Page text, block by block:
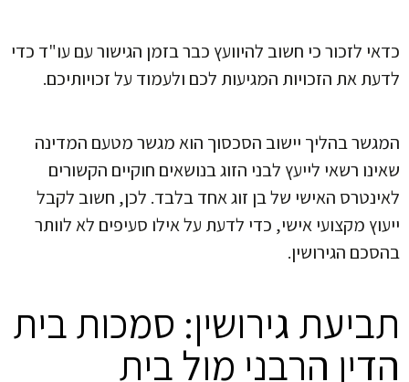
כדאי לזכור כי חשוב להיוועץ כבר בזמן הגישור עם עו"ד כדי
לדעת את הזכויות המגיעות לכם ולעמוד על זכויותיכם.
המגשר בהליך יישוב הסכסוך הוא מגשר מטעם המדינה
שאינו רשאי לייעץ לבני הזוג בנושאים חוקיים הקשורים
לאינטרס האישי של בן זוג אחד בלבד. לכן, חשוב לקבל
ייעוץ מקצועי אישי, כדי לדעת על אילו סעיפים לא לוותר
בהסכם הגירושין.
תביעת גירושין: סמכות בית
הדין הרבני מול בית